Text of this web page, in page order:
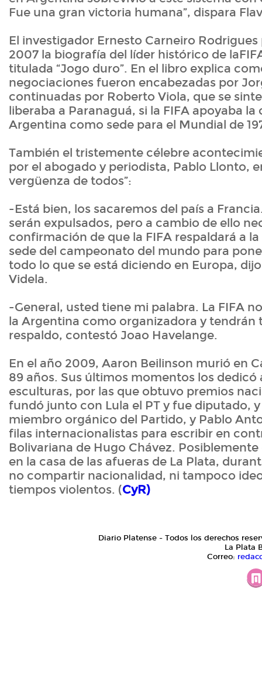
Fue una gran victoria humana”, dispara
El investigador Ernesto Carneiro
2007 la biografía del líder histórico de
titulada “Jogo duro”. En el libro explica
negociaciones fueron encabezadas por
continuadas por Roberto Viola, que se
liberaba a Paranaguá, si la FIFA apoyaba
Argentina como sede para el Mundial de
También el tristemente célebre
por el abogado y periodista, Pablo Llonto,
vergüenza de todos”:
-Está bien, los sacaremos del país a
serán expulsados, pero a cambio de ello
confirmación de que la FIFA respaldará a
sede del campeonato del mundo para
todo lo que se está diciendo en Europa,
Videla.
-General, usted tiene mi palabra. La FIFA
la Argentina como organizadora y tendrán
respaldo, contestó Joao Havelange.
En el año 2009, Aaron Beilinson murió en
89 años. Sus últimos momentos los dedicó
esculturas, por las que obtuvo premios
fundó junto con Lula el PT y fue diputado,
miembro orgánico del Partido, y Pablo
filas internacionalistas para escribir en
Bolivariana de Hugo Chávez.
en la casa de las afueras de La Plata,
no compartir nacionalidad, ni tampoco
tiempos violentos. (CyR)
Diario Platense - Todos los derechos
La Plata
Correo: